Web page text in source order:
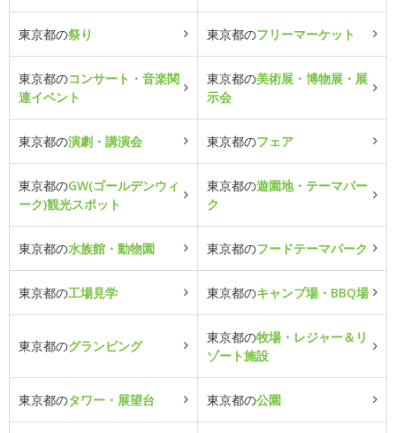
東京都の祭り 東京都のフリーマーケット
東京都のコンサート・音楽関
連イベント
東京都の美術展・博物展・展
示会
東京都の演劇・講演会 東京都のフェア
東京都のGW(ゴールデンウィ
ーク)観光スポット
東京都の遊園地・テーマパー
ク
東京都の水族館・動物園 東京都のフードテーマパーク
東京都の工場見学 東京都のキャンプ場・BBQ場
東京都のグランピング
東京都の牧場・レジャー＆リ
ゾート施設
東京都のタワー・展望台 東京都の公園